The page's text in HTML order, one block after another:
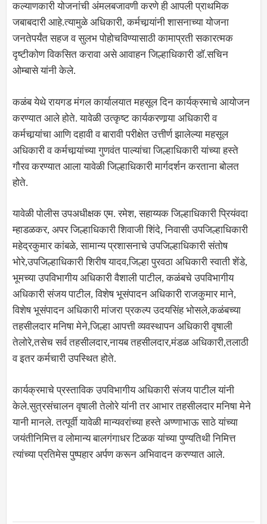
कल्याणकारी योजनांची अंमलबजावणी करणे ही आपली प्राथमिक
जबाबदारी आहे.त्यामुळे अधिकारी, कर्मचार्‍यांनी शासनाच्या योजना
जनतेपर्यंत सहज व सुलभ पोहोचविण्यासाठी कामाप्रती सकारत्मक
दृष्टीकोण विकसित करावा असे आवाहन जिल्हाधिकारी डॉ.सचिन
ओम्बासे यांनी केले.
कळंब येथे रायगड मंगल कार्यालयात महसूल दिन कार्यक्रमाचे आयोजन
करण्यात आले होते. यावेळी उत्कृष्ट कार्यकरणार्‍या अधिकारी व
कर्मचार्‍यांचा आणि दहावी व बारावी परीक्षेत उत्तीर्ण झालेल्या महसूल
अधिकारी व कर्मचार्‍यांच्या गुणवंत पाल्यांचा जिल्हाधिकारी यांच्या हस्ते
गौरव करण्यात आला यावेळी जिल्हाधिकारी मार्गदर्शन करताना बोलत
होते.
यावेळी पोलीस उपअधीक्षक एम. रमेश, सहाय्यक जिल्हाधिकारी प्रियंवदा
म्हाडळकर, अपर जिल्हाधिकारी शिवाजी शिंदे, निवासी उपजिल्हाधिकारी
महेद्रकुमार कांबळे, सामान्य प्रशासनाचे उपजिल्हाधिकारी संतोष
भोरे,उपजिल्हाधिकारी शिरीष यादव,जिल्हा पुरवठा अधिकारी स्वाती शेंडे,
भूमच्या उपविभागीय अधिकारी वैशाली पाटील, कळंबचे उपविभागीय
अधिकारी संजय पाटील, विशेष भूसंपादन अधिकारी राजकुमार माने,
विशेष भूसंपादन अधिकारी मांजरा प्रकल्प उदयसिंह भोसले,कळंबच्या
तहसीलदार मनिषा मेने,जिल्हा आपत्ती व्यवस्थापन अधिकारी वृषाली
तेलोरे,तसेच सर्व तहसीलदार,नायब तहसीलदार,मंडळ अधिकारी,तलाठी
व इतर कर्मचारी उपस्थित होते.
कार्यक्रमाचे प्रस्ताविक उपविभागीय अधिकारी संजय पाटील यांनी
केले.सुत्रसंचालन वृषाली तेलोरे यांनी तर आभार तहसीलदार मनिषा मेने
यानी मानले. तत्पूर्वी यावेळी मान्यवरांच्या हस्ते अण्णाभाऊ साठे यांच्या
जयंतीनिमित्त व लोमान्य बालगंगाधर टिळक यांच्या पुण्यतिथी निमित्त
त्यांच्या प्रतिमेस पुष्पहार अर्पण करून अभिवादन करण्यात आले.